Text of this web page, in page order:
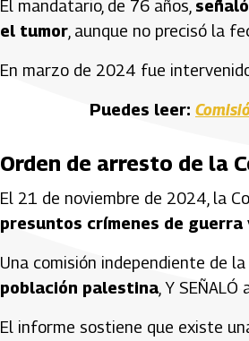
El mandatario, de 76 años,
el tumor , aunque no precisó la
En marzo de 2024 fue
Puedes leer:
Orden de arresto de la
El 21 de noviembre de 2024, la
presuntos crímenes de guerra
Una comisión independiente de la
población palestina , Y
El informe sostiene que existe